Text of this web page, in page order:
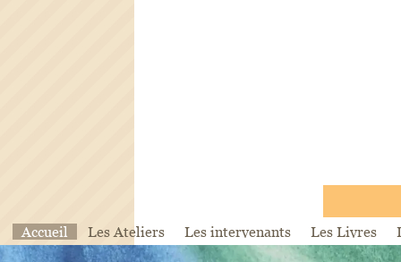
Accueil Les Ateliers Les intervenants Les Livres